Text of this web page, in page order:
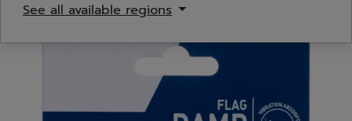
See all available regions